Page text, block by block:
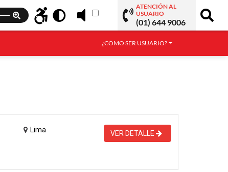
ATENCIÓN AL
USUARIO
(01) 644 9006
¿COMO SER USUARIO?
Lima VER DETALLE